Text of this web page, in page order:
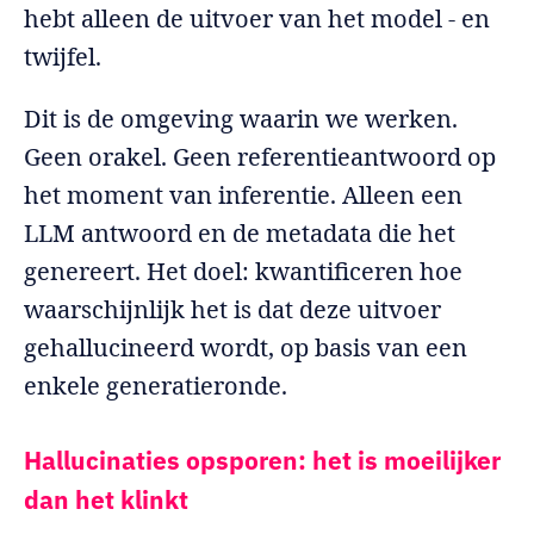
hebt alleen de uitvoer van het model - en
twijfel.
Dit is de omgeving waarin we werken.
Geen orakel. Geen referentieantwoord op
het moment van inferentie. Alleen een
LLM antwoord en de metadata die het
genereert. Het doel: kwantificeren hoe
waarschijnlijk het is dat deze uitvoer
gehallucineerd wordt, op basis van een
enkele generatieronde.
Hallucinaties opsporen: het is moeilijker
dan het klinkt